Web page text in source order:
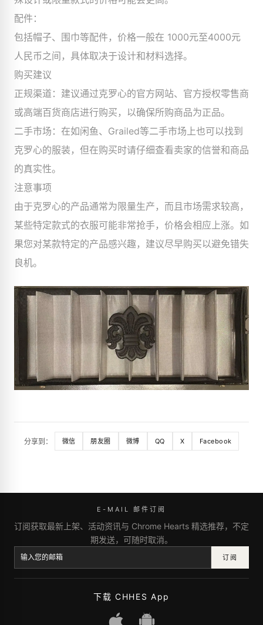
配件：
包括帽子、围巾等配件，价格一般在 1000元至4000元
人民币之间，具体取决于设计和材料选择。
购买建议
正规渠道：建议通过克罗心的官方网站、官方授权零售商
或高端百货商店进行购买，以确保所购商品为正品。
二手市场：在如闲鱼、Grailed等二手市场上也可以找到
克罗心的服装，但在购买时请仔细查看卖家的信誉和商品
的真实性。
注意事项
由于克罗心的产品通常为限量生产，而且市场需求较高，
某些特定款式的衣服可能非常抢手，价格会相应上涨。如
果您对某款特定的产品感兴趣，建议尽早购买以避免错失
良机。
分享到： 微信 朋友圈 微博 QQ X Facebook
E-MAIL 邮件订阅
订阅获取最新上架、活动资讯与 Chrome Hearts 精选推荐，不定
期发送，可随时取消。
订阅
下载 CHHES App